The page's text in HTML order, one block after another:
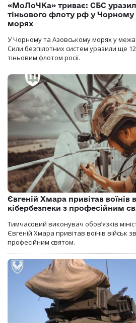
«МоЛоЧКа» триває: СБС
тіньового флоту рф у Чорному
морях
У Чорному та Азовському морях у
Сили безпілотних систем уразили ще 12
тіньовим флотом росії.
Євгеній Хмара привітав воїнів
кібербезпеки з професійним
Тимчасовий виконувач обов’язків
Євгеній Хмара привітав воїнів військ
професійним святом.